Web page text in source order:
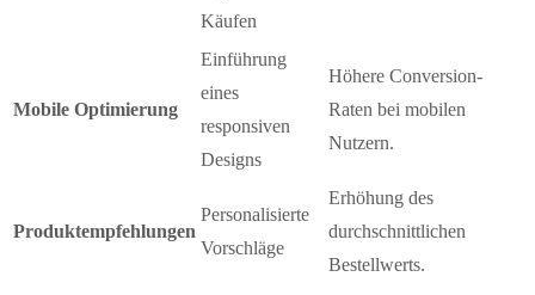
Käufen
Mobile Optimierung
Einführung
eines
responsiven
Designs
Höhere Conversion-
Raten bei mobilen
Nutzern.
Produktempfehlungen
Personalisierte
Vorschläge
Erhöhung des
durchschnittlichen
Bestellwerts.